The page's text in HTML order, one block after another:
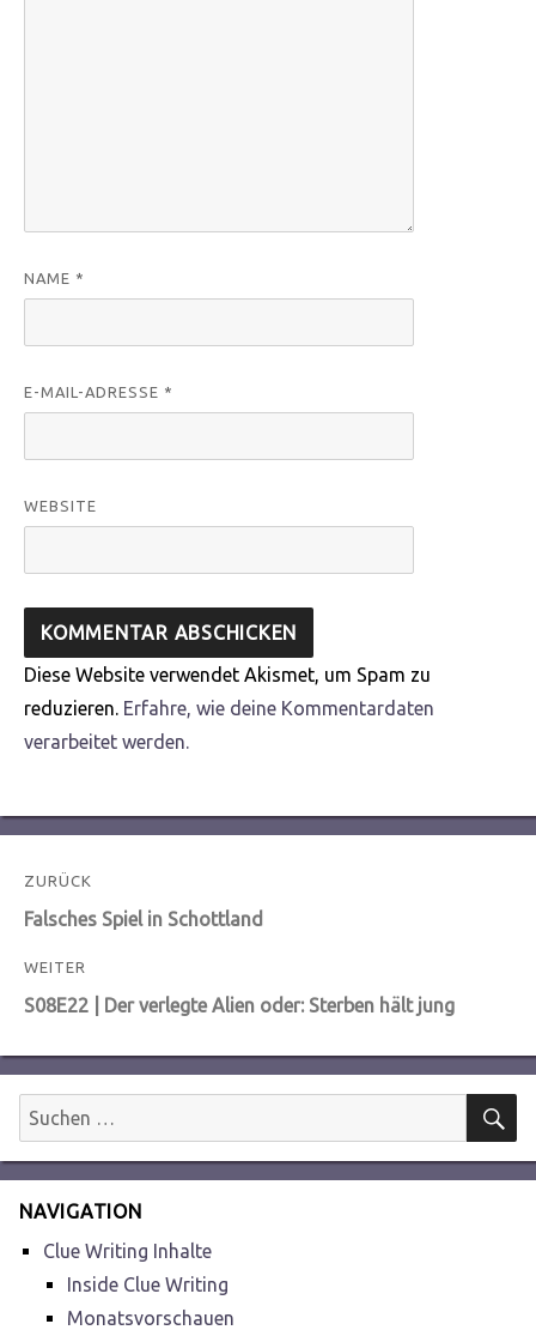
NAME *
E-MAIL-ADRESSE *
WEBSITE
Diese Website verwendet Akismet, um Spam zu
reduzieren. Erfahre, wie deine Kommentardaten
verarbeitet werden.
Beitragsnavigation
ZURÜCK
Vorheriger
Falsches Spiel in Schottland
WEITER
Nächster
S08E22 | Der verlegte Alien oder: Sterben hält jung
Suchen
nach:
NAVIGATION
Clue Writing Inhalte
Inside Clue Writing
Monatsvorschauen